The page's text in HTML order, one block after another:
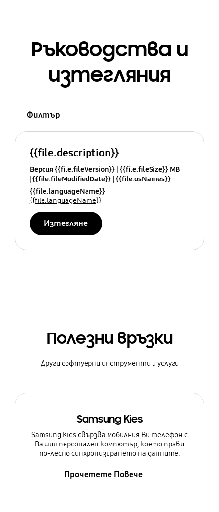
Ръководства и
изтегляния
Филтър
{{file.description}}
Версия {{file.fileVersion}} {{file.fileSize}} MB
{{file.fileModifiedDate}} {{file.osNames}}
{{file.languageName}}
{{file.languageName}}
Изтегляне
Полезни връзки
Други софтуерни инструменти и услуги
Samsung Kies
Samsung Kies свързва мобилния Ви телефон с
Вашия персонален компютър, което прави
по-лесно синхронизирането на данните.
Прочетете Повече